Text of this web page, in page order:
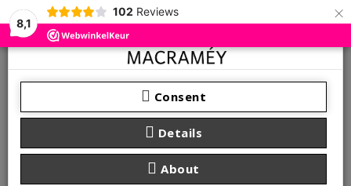
8,1
102 Reviews ×
Consent
Details
About